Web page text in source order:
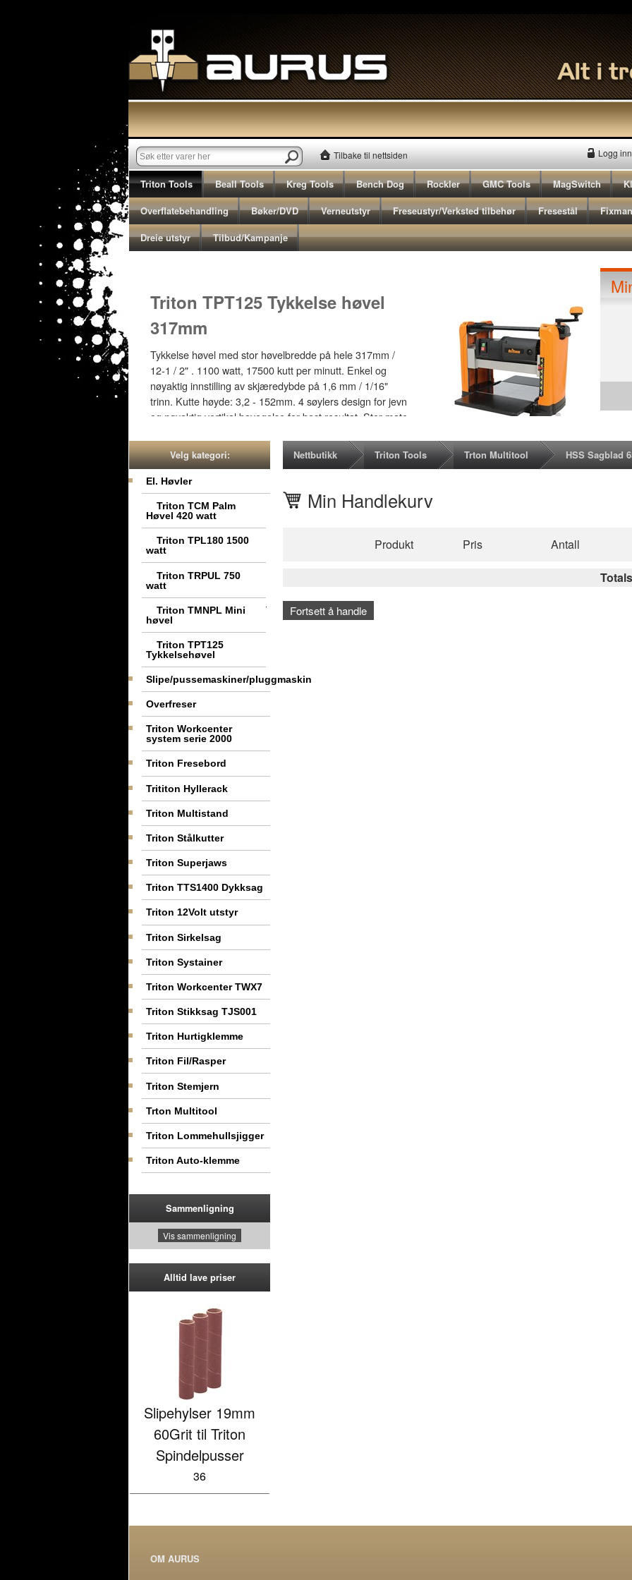
Tilbake til nettsiden Logg inn
Triton Tools Beall Tools Kreg Tools Bench Dog Rockler GMC Tools MagSwitch
Overflatebehandling
Bøker/DVD Verneutstyr Freseustyr/Verksted tilbehør Fresestål Fixman
Dreie utstyr
Tilbud/Kampanje
Triton TPT125 Tykkelse høvel
317mm
Tykkelse høvel med stor høvelbredde på hele 317mm /
12-1 / 2" . 1100 watt, 17500 kutt per minutt. Enkel og
nøyaktig innstilling av skjæredybde på 1,6 mm / 1/16"
trinn. Kutte høyde: 3,2 - 152mm. 4 søylers design for jevn
og nøyaktig vertikal bevegelse for best resultat. Stor mate
for elektrisk sikkerhet. Spon tilkobling for effektiv
sponutkast.
NOK 3995
Velg kategori:
El. Høvler
Triton TCM Palm
Høvel 420 watt
Triton TPL180 1500
watt
Triton TRPUL 750
watt
Triton TMNPL Mini
høvel
Triton TPT125
Tykkelsehøvel
Slipe/pussemaskiner/pluggmaskin
Overfreser
Triton Workcenter
system serie 2000
Triton Fresebord
Trititon Hyllerack
Triton Multistand
Triton Stålkutter
Triton Superjaws
Triton TTS1400 Dykksag
Triton 12Volt utstyr
Triton Sirkelsag
Triton Systainer
Triton Workcenter TWX7
Triton Stikksag TJS001
Triton Hurtigklemme
Triton Fil/Rasper
Triton Stemjern
Trton Multitool
Triton Lommehullsjigger
Triton Auto-klemme
Sammenligning
Vis sammenligning
Alltid lave priser
Slipehylser 19mm
60Grit til Triton
Spindelpusser
36
Nettbutikk Triton Tools Trton Multitool HSS Sagblad
Min Handlekurv
Produkt Pris Antall
Fortsett å handle
OM AURUS